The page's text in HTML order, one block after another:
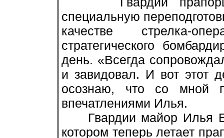
специальную
качестве стрелка-
стратегического
день. «Всегда
и завидовал. И вот этот
осознаю, что со мной
впечатлениями Илья.
Гвардии майор Илья
котором теперь летает